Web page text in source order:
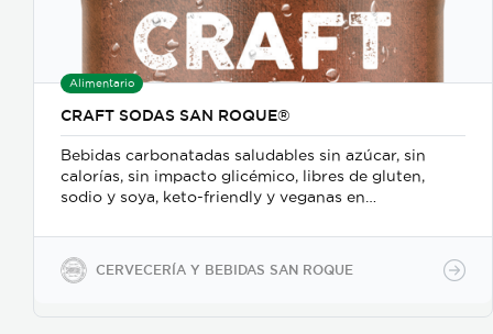
Alimentario
CRAFT SODAS SAN ROQUE®
Bebidas carbonatadas saludables sin azúcar, sin
calorías, sin impacto glicémico, libres de gluten,
sodio y soya, keto-friendly y veganas en
en PET.
CERVECERÍA Y BEBIDAS SAN ROQUE